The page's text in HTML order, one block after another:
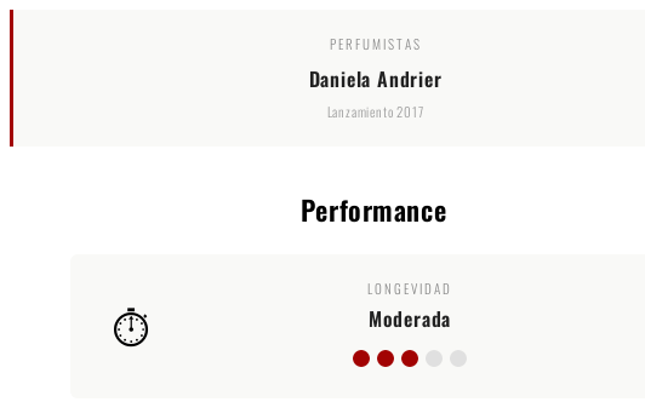
PERFUMISTAS
Daniela Andrier
Lanzamiento 2017
Performance
⏱️
LONGEVIDAD
Moderada